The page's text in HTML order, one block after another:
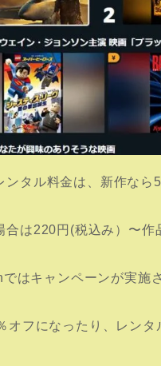
ンタル料金は、新作なら
合は220円(税込み）〜作
はキャンペーンが実施
オフになったり、レンタ